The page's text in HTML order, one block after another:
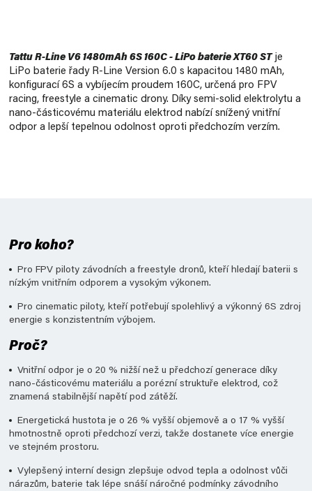
Tattu R-Line V6 1480mAh 6S 160C - LiPo baterie XT60 STje
LiPo baterie řady R-Line Version 6.0 s kapacitou 1480 mAh,
konfigurací 6S a vybíjecím proudem 160C, určená pro FPV
racing, freestyle a cinematic drony. Díky semi-solid elektrolytu a
nano-částicovému materiálu elektrod nabízí snížený vnitřní
odpor a lepší tepelnou odolnost oproti předchozím verzím.
Pro koho?
Pro FPV piloty závodních a freestyle dronů, kteří hledají baterii s
nízkým vnitřním odporem a vysokým výkonem.
Pro cinematic piloty, kteří potřebují spolehlivý a výkonný 6S zdroj
energie s konzistentním výbojem.
Proč?
Vnitřní odpor je o 20 % nižší než u předchozí generace díky
nano-částicovému materiálu a porézní struktuře elektrod, což
znamená stabilnější napětí pod zátěží.
Energetická hustota je o 26 % vyšší objemově a o 17 % vyšší
hmotnostně oproti předchozí verzi, takže dostanete více energie
ve stejném prostoru.
Vylepšený interní design zlepšuje odvod tepla a odolnost vůči
nárazům, baterie tak lépe snáší náročné podmínky závodního